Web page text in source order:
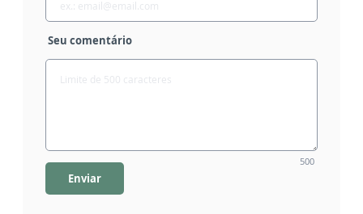
Seu comentário
500
Enviar